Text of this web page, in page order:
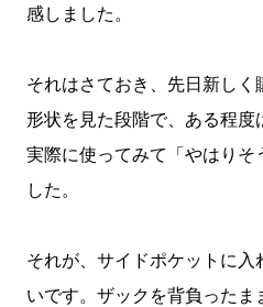
感しました。
それはさておき、先日新しく
形状を見た段階で、ある程度
実際に使ってみて「やはりそ
した。
それが、サイドポケットに
いです。ザックを背負った